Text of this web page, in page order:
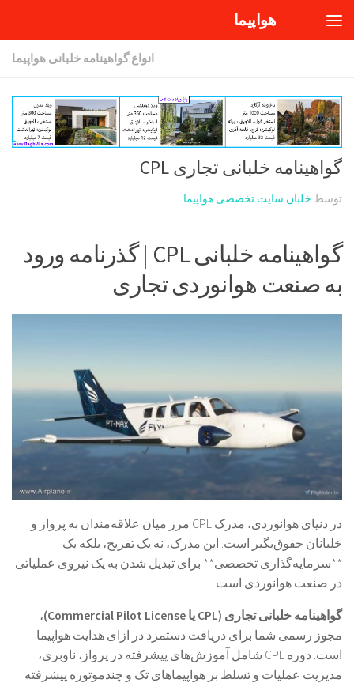
هواپیما
انواع گواهینامه خلبانی هواپیما
گواهینامه خلبانی تجاری CPL
توسط خلبان سایت تخصصی هواپیما
گواهینامه خلبانی CPL | گذرنامه ورود
به صنعت هوانوردی تجاری
در دنیای هوانوردی، مدرک CPL مرز میان علاقه‌مندان به پرواز و
خلبانان حقوق‌بگیر است. این مدرک، نه یک تفریح، بلکه یک
**سرمایه‌گذاری تخصصی** برای تبدیل شدن به یک نیروی عملیاتی
در صنعت هوانوردی است.
گواهینامه خلبانی تجاری (CPL یا Commercial Pilot License)
،
مجوز رسمی شما برای دریافت دستمزد در ازای هدایت هواپیما
است. دوره CPL شامل آموزش‌های پیشرفته در پرواز، ناوبری،
مدیریت عملیات و تسلط بر هواپیماهای تک و چندموتوره پیشرفته